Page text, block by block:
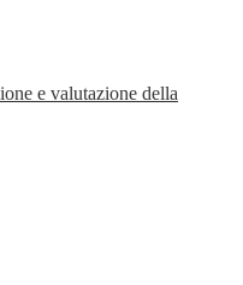
e valutazione della